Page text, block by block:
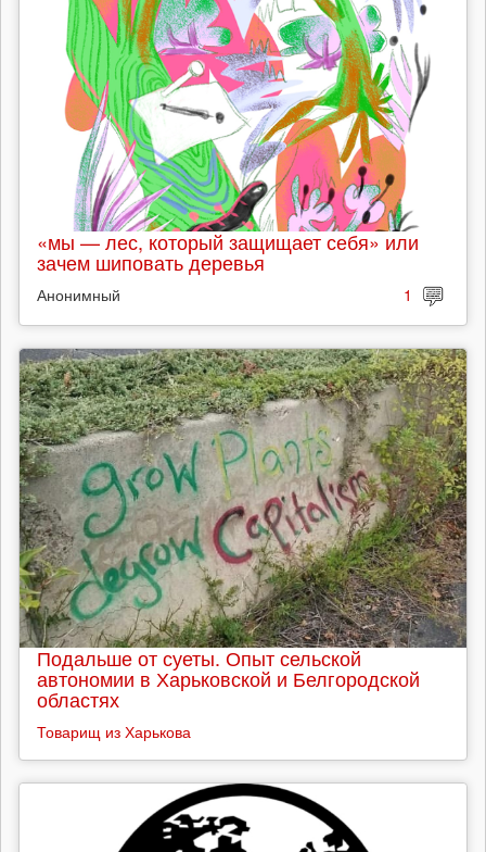
«мы — лес, который защищает себя» или
зачем шиповать деревья
Анонимный 1
Подальше от суеты. Опыт сельской
автономии в Харьковской и Белгородской
областях
Товарищ из Харькова